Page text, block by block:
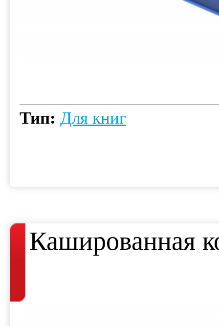
Тип: Для книг
Кашированная